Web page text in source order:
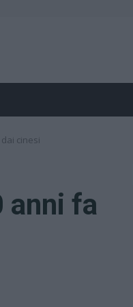
cinesi
anni fa